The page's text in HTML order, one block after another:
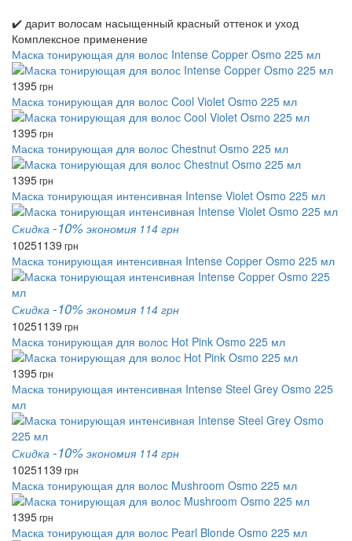
✔️ дарит волосам насыщенный красный оттенок и уход
Комплексное применение
Маска тонирующая для волос Intense Copper Osmo 225 мл
1395грн
Маска тонирующая для волос Cool Violet Osmo 225 мл
1395грн
Маска тонирующая для волос Chestnut Osmo 225 мл
1395грн
Маска тонирующая интенсивная Intense Violet Osmo 225 мл
Скидка -10% экономия 114 грн
10251139 грн
Маска тонирующая интенсивная Intense Copper Osmo 225 мл
Скидка -10% экономия 114 грн
10251139 грн
Маска тонирующая для волос Hot Pink Osmo 225 мл
1395грн
Маска тонирующая интенсивная Intense Steel Grey Osmo 225
мл
Скидка -10% экономия 114 грн
10251139 грн
Маска тонирующая для волос Mushroom Osmo 225 мл
1395грн
Маска тонирующая для волос Pearl Blonde Osmo 225 мл